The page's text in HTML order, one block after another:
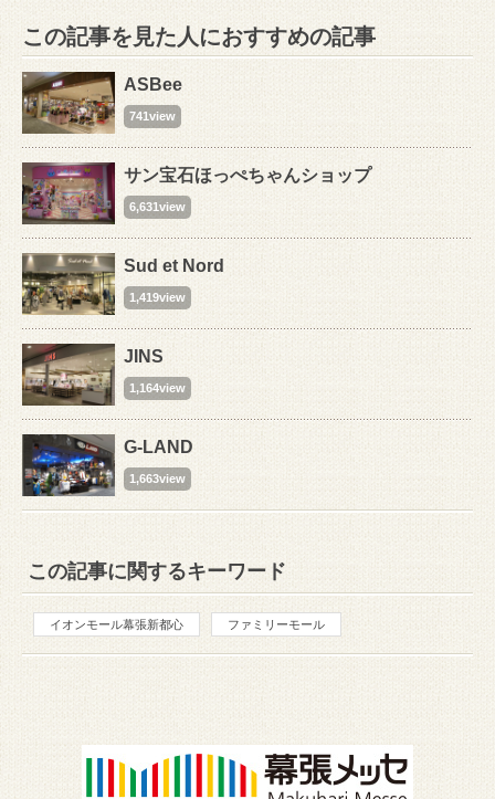
この記事を見た人におすすめの記事
ASBee
741view
サン宝石ほっぺちゃんショップ
6,631view
Sud et Nord
1,419view
JINS
1,164view
G-LAND
1,663view
この記事に関するキーワード
イオンモール幕張新都心 ファミリーモール